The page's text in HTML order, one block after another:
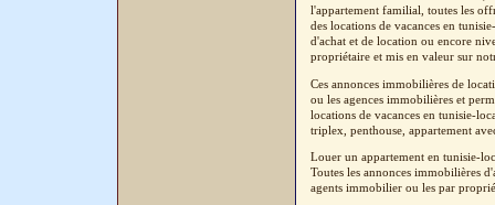
l'appartement familial, toutes les
des locations de vacances en
d'achat et de location ou encore
propriétaire et mis en valeur sur
Ces annonces immobilières de
ou les agences immobilières et
locations de vacances en tunisie-
triplex, penthouse, appartement
Louer un appartement en tunisie-
Toutes les annonces immobilières
agents immobilier ou les par